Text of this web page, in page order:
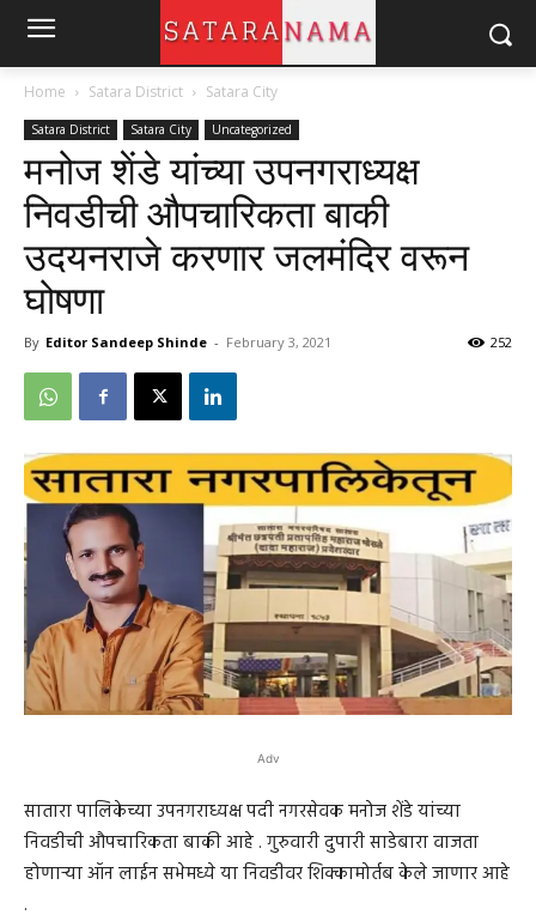
Home Satara District Satara City
Satara District Satara City Uncategorized
मनोज शेंडे यांच्या उपनगराध्यक्ष
निवडीची औपचारिकता बाकी
उदयनराजे करणार जलमंदिर वरून
घोषणा
By Editor Sandeep Shinde - February 3, 2021 252
Adv
सातारा पालिकेच्या उपनगराध्यक्ष पदी नगरसेवक मनोज शेंडे यांच्या
निवडीची औपचारिकता बाकी आहे . गुरुवारी दुपारी साडेबारा वाजता
होणाऱ्या ऑन लाईन सभेमध्ये या निवडीवर शिक्कामोर्तब केले जाणार आहे
.